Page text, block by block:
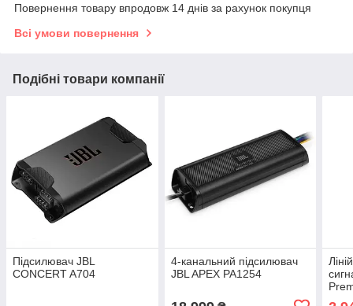
Повернення товару впродовж 14 днів за рахунок покупця
Всі умови повернення
Подібні товари компанії
Підсилювач JBL
CONCERT A704
4-канальний підсилювач
JBL APEX PA1254